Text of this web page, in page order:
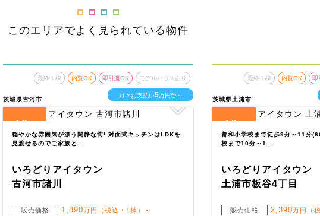
このエリアでよく見られている物件
茨城県古河市
最終１棟 内覧OK 即引渡OK モデルハウスあり
月々お支払い5万円台～
12
穏やかな雰囲気が漂う閑静な街! 対面式キッチンはLDKを
見渡せるのでご家族と…
いろどりアイタウン
古河市諸川
販売価格 1,890万円（税込・1棟）～
茨城県土浦市
最終１棟 内覧OK 即
16
都和小学校まで徒歩9分～11分
校まで10分～1…
いろどりアイタウン
土浦市板谷4丁目
販売価格 2,390万円（